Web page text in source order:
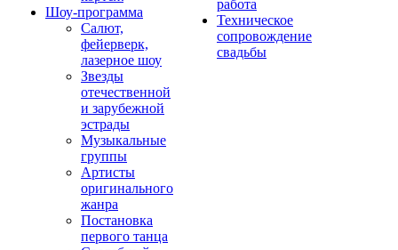
Шоу-программа
Салют,
фейерверк,
лазерное шоу
Звезды
отечественной
и зарубежной
эстрады
Музыкальные
группы
Артисты
оригинального
жанра
Постановка
первого танца
работа
Техническое
сопровождение
свадьбы